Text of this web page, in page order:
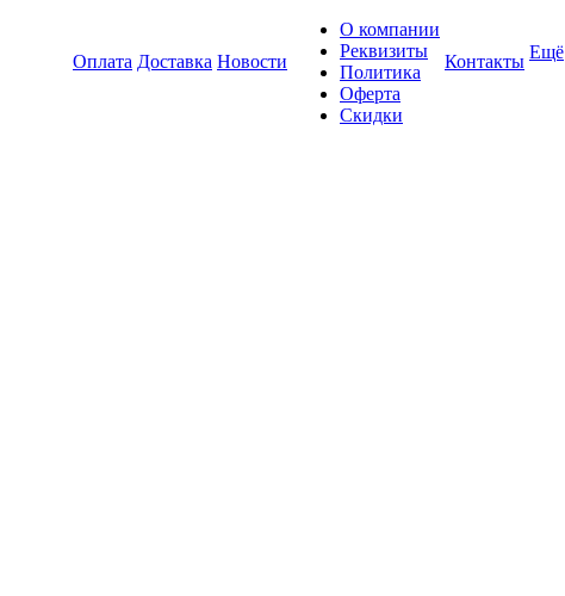
Оплата Доставка Новости
О компании
Реквизиты
Политика
Оферта
Скидки
Контакты Ещё